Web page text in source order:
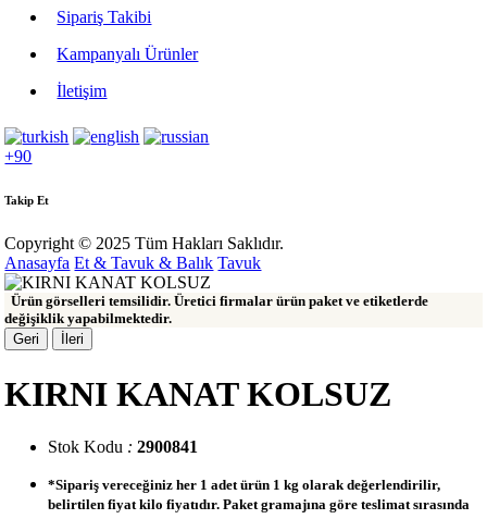
Sipariş Takibi
Kampanyalı Ürünler
İletişim
+90
Takip Et
Copyright © 2025 Tüm Hakları Saklıdır.
Anasayfa Et & Tavuk & Balık Tavuk
Ürün görselleri temsilidir. Üretici firmalar ürün paket ve etiketlerde
değişiklik yapabilmektedir.
Geri
İleri
KIRNI KANAT KOLSUZ
Stok Kodu : 2900841
*Sipariş vereceğiniz her 1 adet ürün 1 kg olarak değerlendirilir,
belirtilen fiyat kilo fiyatıdır. Paket gramajına göre teslimat sırasında